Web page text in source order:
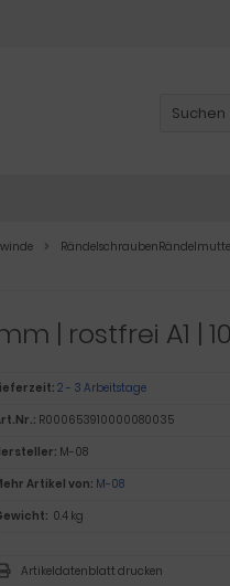
| rostfrei A1 |
2 - 3 Arbeitstage
R000653910000080035
M-08
Artikel von: M-08
0.4 kg
Artikeldatenblatt drucken